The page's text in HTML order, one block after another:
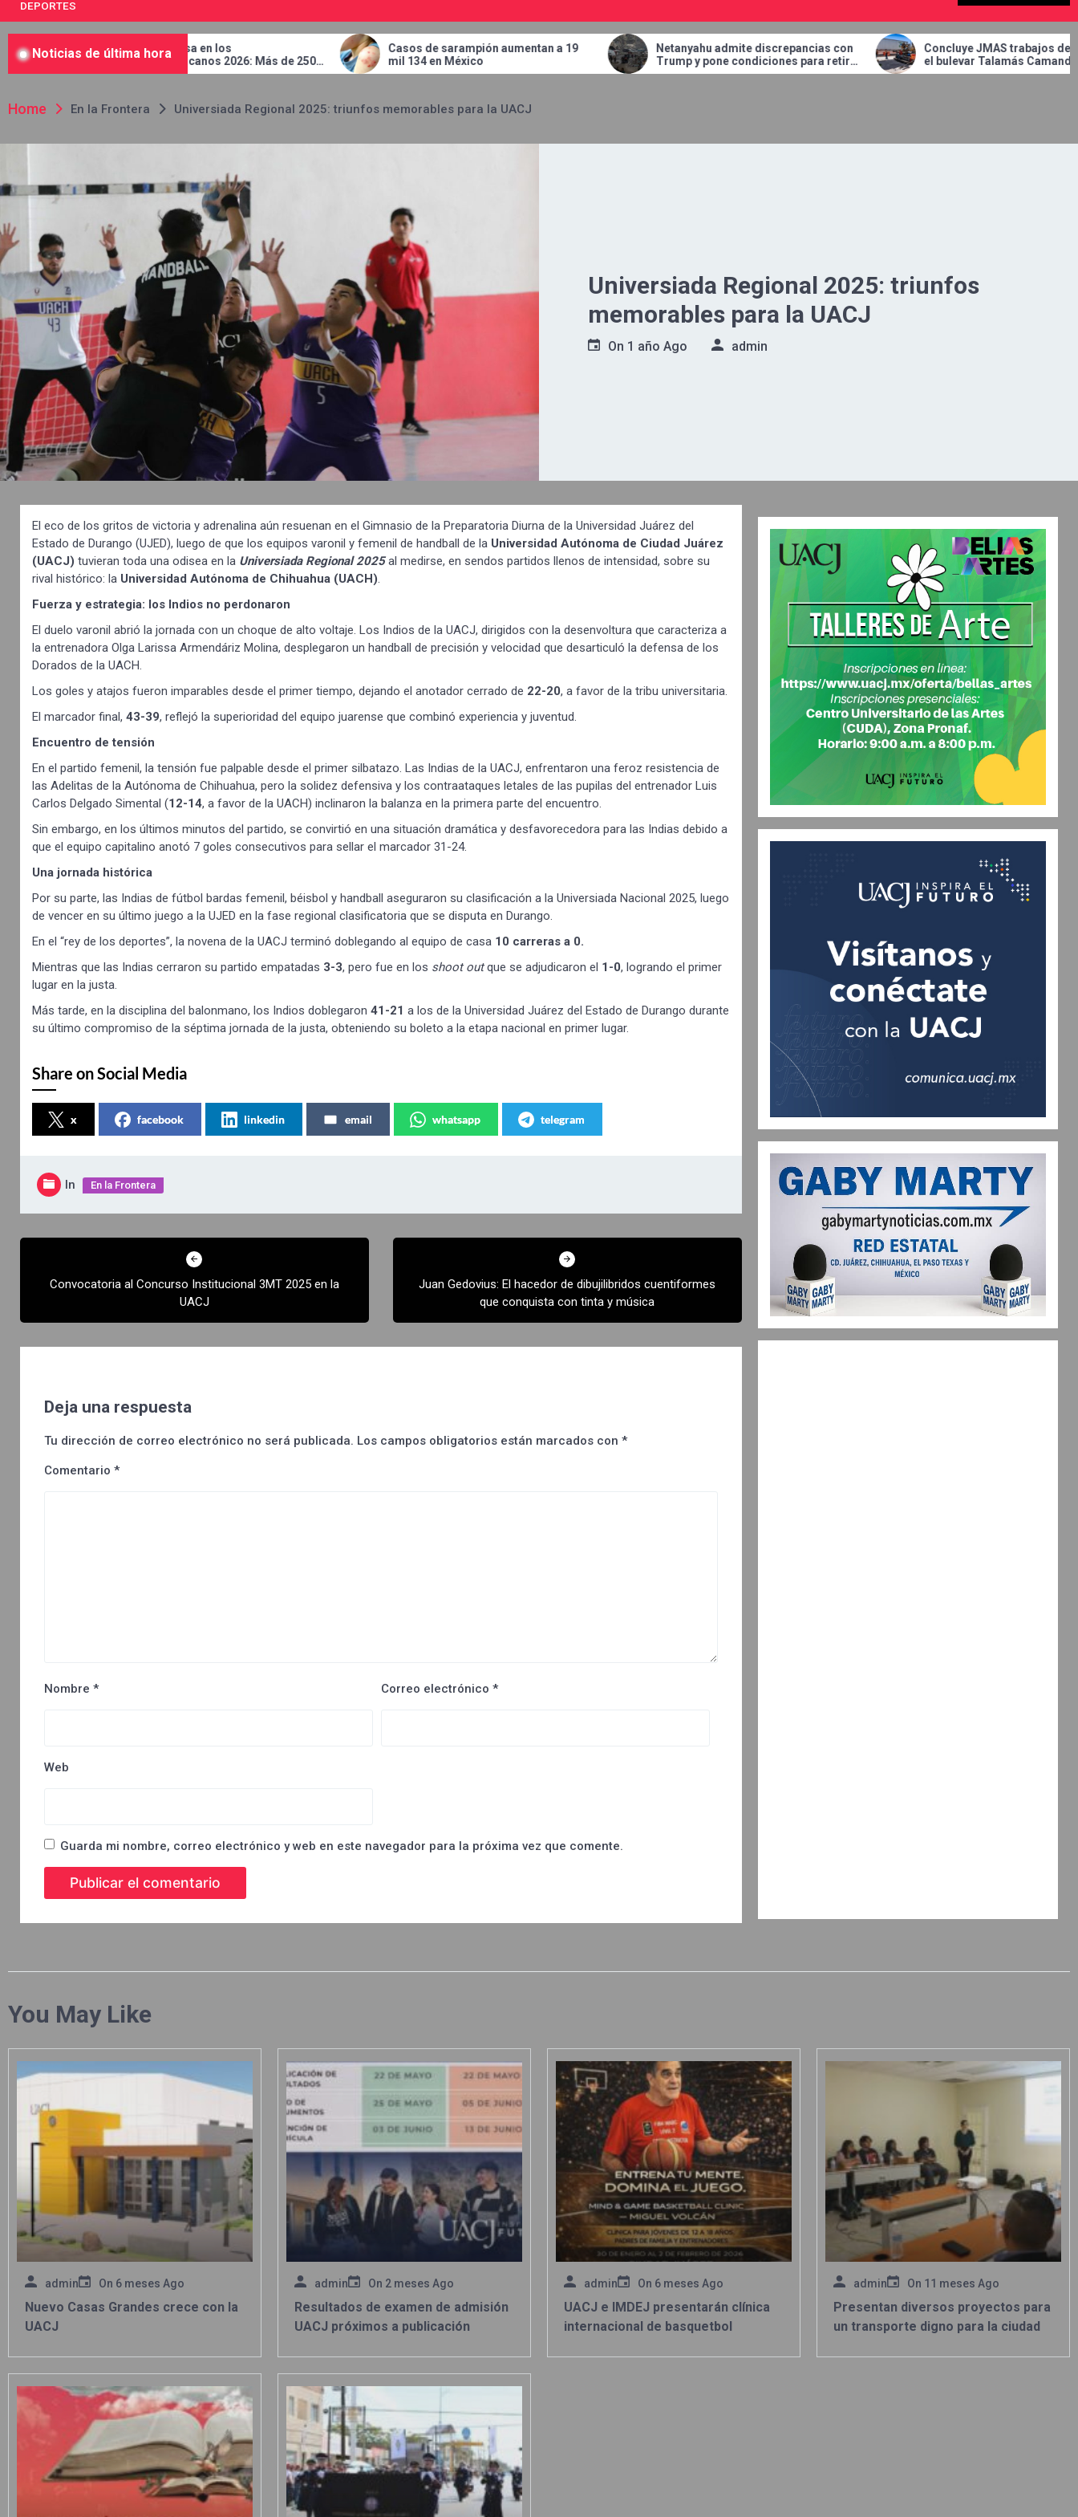
DEPORTES
Noticias de última hora
arrasa en los
2026: Más de 250
y busca récord
Casos de sarampión aumentan a 19
mil 134 en México
Netanyahu admite discrepancias con
Trump y pone condiciones para retirar
tropas de Gaza
Concluye JMAS trabajos de bacheo en
el bulevar Talamás Camandari.
Home En la Frontera Universiada Regional 2025: triunfos memorables para la UACJ
Universiada Regional 2025: triunfos
memorables para la UACJ
On 1 año Ago admin
El eco de los gritos de victoria y adrenalina aún resuenan en el Gimnasio de la Preparatoria Diurna de la Universidad Juárez del
Estado de Durango (UJED), luego de que los equipos varonil y femenil de handball de la Universidad Autónoma de Ciudad Juárez
(UACJ) tuvieran toda una odisea en la Universiada Regional 2025al medirse, en sendos partidos llenos de intensidad, sobre su
rival histórico: la Universidad Autónoma de Chihuahua (UACH).
Fuerza y estrategia: los Indios no perdonaron
El duelo varonil abrió la jornada con un choque de alto voltaje. Los Indios de la UACJ, dirigidos con la desenvoltura que caracteriza a
la entrenadora Olga Larissa Armendáriz Molina, desplegaron un handball de precisión y velocidad que desarticuló la defensa de los
Dorados de la UACH.
Los goles y atajos fueron imparables desde el primer tiempo, dejando el anotador cerrado de 22-20, a favor de la tribu universitaria.
El marcador final, 43-39, reflejó la superioridad del equipo juarense que combinó experiencia y juventud.
Encuentro de tensión
En el partido femenil, la tensión fue palpable desde el primer silbatazo. Las Indias de la UACJ, enfrentaron una feroz resistencia de
las Adelitas de la Autónoma de Chihuahua, pero la solidez defensiva y los contraataques letales de las pupilas del entrenador Luis
Carlos Delgado Simental (12-14, a favor de la UACH) inclinaron la balanza en la primera parte del encuentro.
Sin embargo, en los últimos minutos del partido, se convirtió en una situación dramática y desfavorecedora para las Indias debido a
que el equipo capitalino anotó 7 goles consecutivos para sellar el marcador 31-24.
Una jornada histórica
Por su parte, las Indias de fútbol bardas femenil, béisbol y handball aseguraron su clasificación a la Universiada Nacional 2025, luego
de vencer en su último juego a la UJED en la fase regional clasificatoria que se disputa en Durango.
En el “rey de los deportes”, la novena de la UACJ terminó doblegando al equipo de casa 10 carreras a 0.
Mientras que las Indias cerraron su partido empatadas 3-3, pero fue en los shoot outque se adjudicaron el 1-0, logrando el primer
lugar en la justa.
Más tarde, en la disciplina del balonmano, los Indios doblegaron 41-21 a los de la Universidad Juárez del Estado de Durango durante
su último compromiso de la séptima jornada de la justa, obteniendo su boleto a la etapa nacional en primer lugar.
Share on Social Media
x facebook linkedin email whatsapp telegram
In En la Frontera
Navegación
entradas
Convocatoria al Concurso Institucional 3MT 2025 en la
UACJ
Juan Gedovius: El hacedor de dibujilibridos cuentiformes
que conquista con tinta y música
Deja una respuesta
Tu dirección de correo electrónico no será publicada. Los campos obligatorios están marcados con *
Comentario *
Nombre * Correo electrónico *
Web
Guarda mi nombre, correo electrónico y web en este navegador para la próxima vez que comente.
You May Like
admin On 6 meses Ago
Nuevo Casas Grandes crece con la
UACJ
admin On 2 meses Ago
Resultados de examen de admisión
UACJ próximos a publicación
admin On 6 meses Ago
UACJ e IMDEJ presentarán clínica
internacional de basquetbol
admin On 11 meses Ago
Presentan diversos proyectos para
un transporte digno para la ciudad